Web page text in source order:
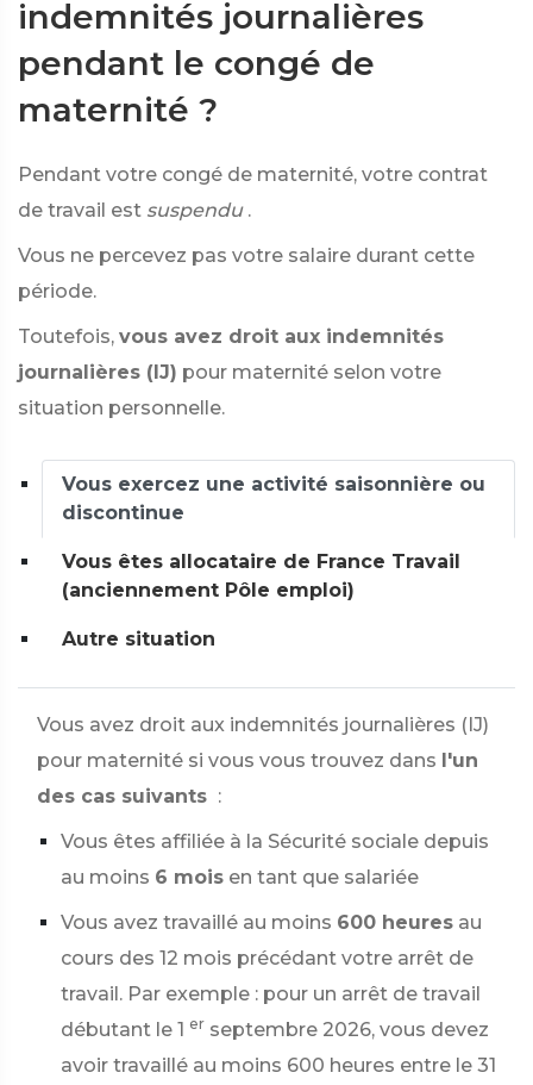
indemnités journalières
pendant le congé de
maternité ?
Pendant votre congé de maternité, votre contrat
de travail est suspendu .
Vous ne percevez pas votre salaire durant cette
période.
Toutefois, vous avez droit aux indemnités
journalières (IJ) pour maternité selon votre
situation personnelle.
Vous exercez une activité saisonnière ou
discontinue
Vous êtes allocataire de France Travail
(anciennement Pôle emploi)
Autre situation
Vous avez droit aux indemnités journalières (IJ)
pour maternité si vous vous trouvez dans l'un
des cas suivants :
Vous êtes affiliée à la Sécurité sociale depuis
au moins 6 mois en tant que salariée
Vous avez travaillé au moins 600 heures au
cours des 12 mois précédant votre arrêt de
travail. Par exemple : pour un arrêt de travail
débutant le 1 er septembre 2026, vous devez
avoir travaillé au moins 600 heures entre le 31